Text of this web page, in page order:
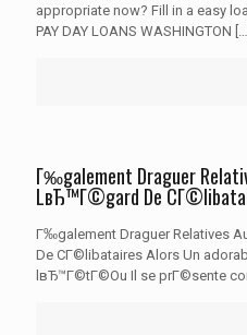
appropriate now? Fill in a easy
PAY DAY LOANS WASHINGTON […]
Г‰galement Draguer
LвЂ™Г©gard De
Г‰galement Draguer Relatives
De CГ©libataires Alors Un
lвЂ™Г©tГ©Ou Il se prГ©sente